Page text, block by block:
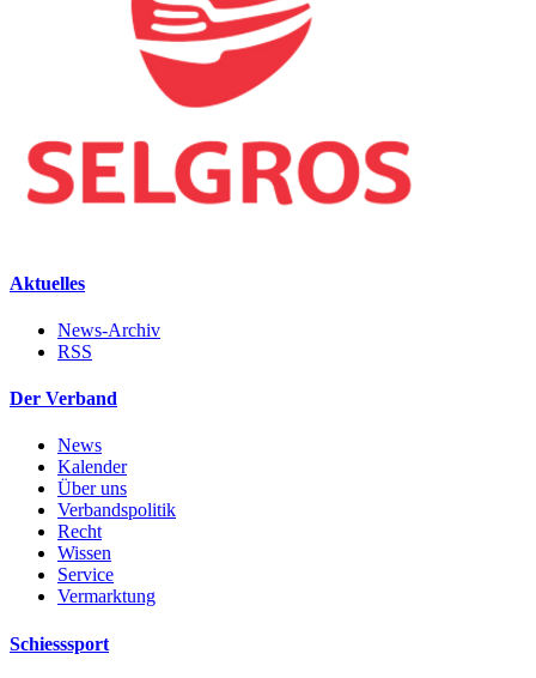
Aktuelles
News-Archiv
RSS
Der Verband
News
Kalender
Über uns
Verbandspolitik
Recht
Wissen
Service
Vermarktung
Schiesssport